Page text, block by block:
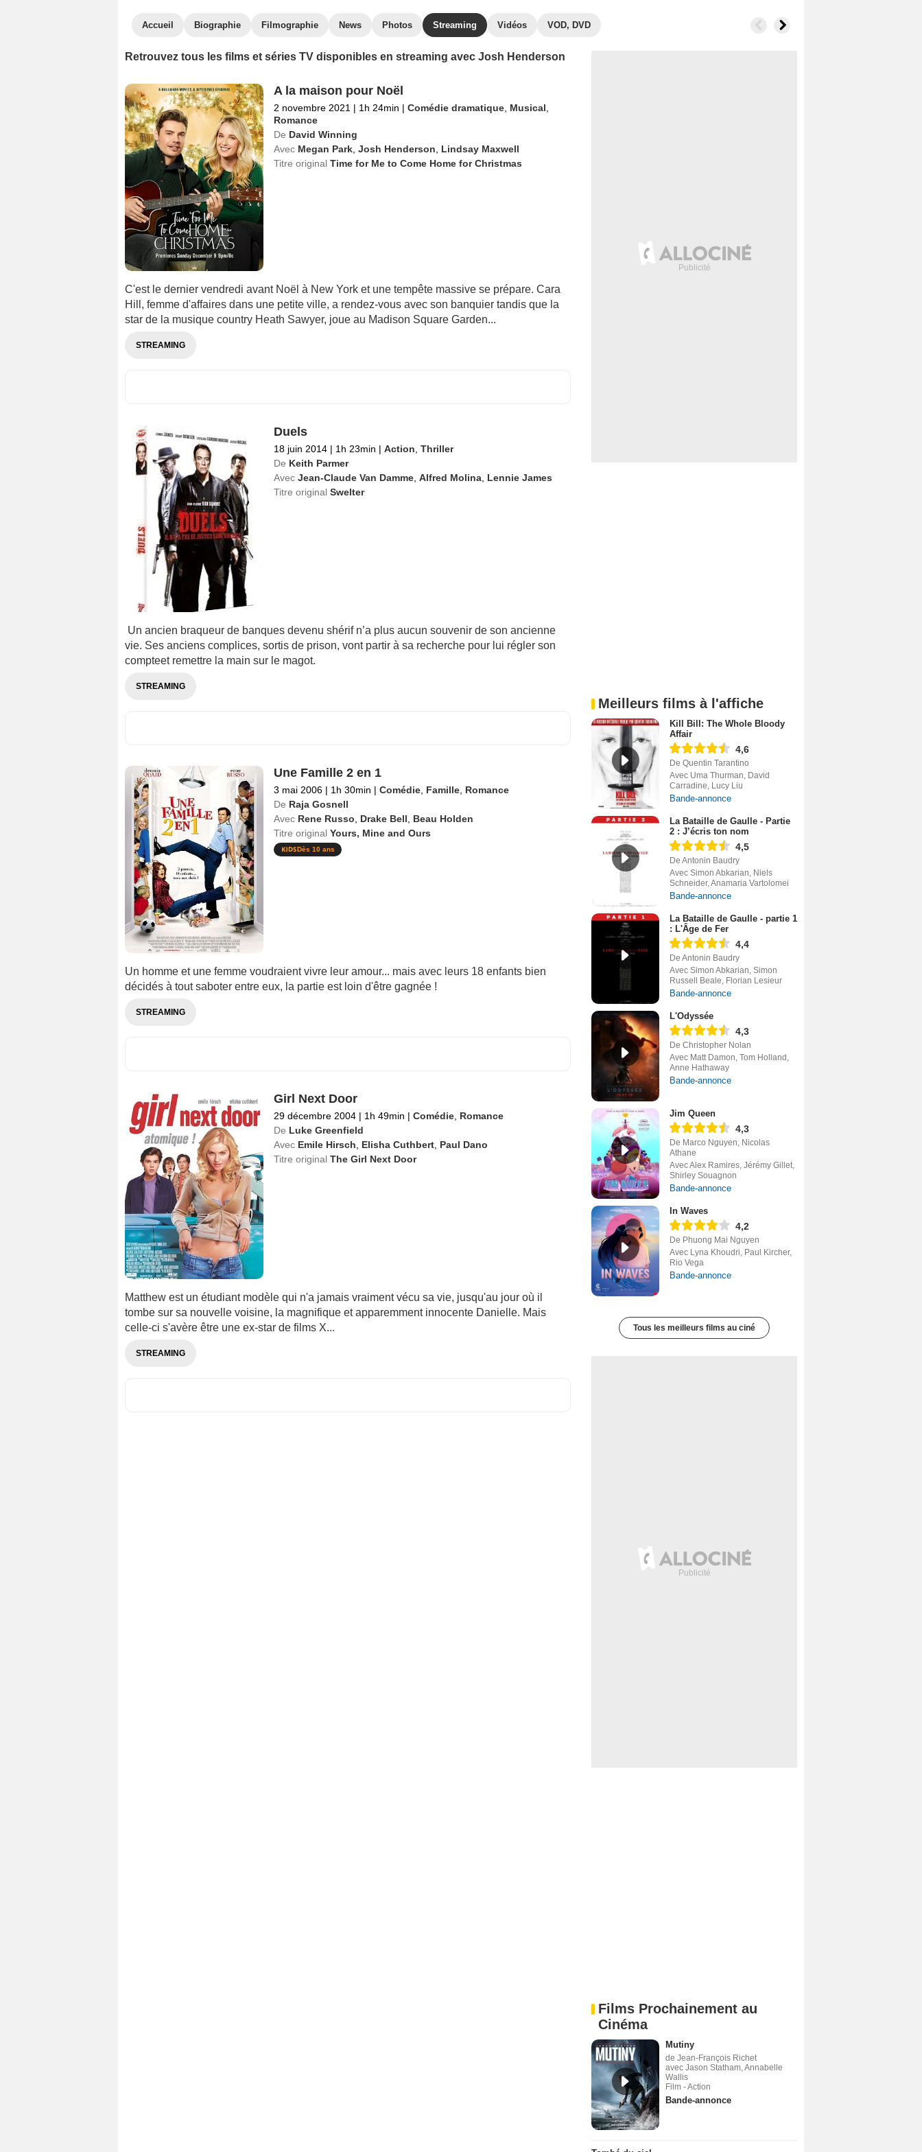
Accueil Biographie Filmographie News Photos Streaming Vidéos VOD, DVD
Retrouvez tous les films et séries TV disponibles en streaming avec Josh Henderson
A la maison pour Noël
2 novembre 2021 | 1h 24min | Comédie dramatique, Musical
Romance
De David Winning
Avec Megan Park, Josh Henderson
Lindsay Maxwell
Titre original Time for Me to Come Home for Christmas
C'est le dernier vendredi avant Noël à New York et une tempête massive se prépare. Cara
Hill, femme d'affaires dans une petite ville, a rendez-vous avec son banquier tandis que la
star de la musique country Heath Sawyer, joue au Madison Square Garden...
STREAMING
Duels
18 juin 2014 | 1h 23min | Action Thriller
De Keith Parmer
Avec Jean-Claude Van Damme, Alfred Molina, Lennie James
Titre original Swelter
Un ancien braqueur de banques devenu shérif n’a plus aucun souvenir de son ancienne
vie. Ses anciens complices, sortis de prison, vont partir à sa recherche pour lui régler son
compteet remettre la main sur le magot.
STREAMING
Une Famille 2 en 1
3 mai 2006 | 1h 30min | Comédie, Famille, Romance
De Raja Gosnell
Avec Rene Russo Drake Bell
Beau Holden
Titre original Yours, Mine and Ours
Dès 10 ans
Un homme et une femme voudraient vivre leur amour... mais avec leurs 18 enfants bien
décidés à tout saboter entre eux, la partie est loin d'être gagnée !
STREAMING
Girl Next Door
29 décembre 2004 | 1h 49min | Comédie, Romance
De Luke Greenfield
Avec Emile Hirsch Elisha Cuthbert, Paul Dano
Titre original The Girl Next Door
Matthew est un étudiant modèle qui n'a jamais vraiment vécu sa vie, jusqu'au jour où il
tombe sur sa nouvelle voisine, la magnifique et apparemment innocente Danielle. Mais
celle-ci s'avère être une ex-star de films X...
STREAMING
Meilleurs films à l'affiche
Kill Bill: The Whole Bloody
Affair
4,6
De Quentin Tarantino
Avec Uma Thurman, David
Carradine, Lucy Liu
Bande-annonce
La Bataille de Gaulle - Partie
2 : J’écris ton nom
4,5
De Antonin Baudry
Avec Simon Abkarian, Niels
Schneider, Anamaria Vartolomei
Bande-annonce
La Bataille de Gaulle - partie 1
: L'Âge de Fer
4,4
De Antonin Baudry
Avec Simon Abkarian, Simon
Russell Beale, Florian Lesieur
Bande-annonce
L'Odyssée
4,3
De Christopher Nolan
Avec Matt Damon, Tom Holland,
Anne Hathaway
Bande-annonce
Jim Queen
4,3
De Marco Nguyen, Nicolas
Athane
Avec Alex Ramires, Jérémy Gillet,
Shirley Souagnon
Bande-annonce
In Waves
4,2
De Phuong Mai Nguyen
Avec Lyna Khoudri, Paul Kircher,
Rio Vega
Bande-annonce
Tous les meilleurs films au ciné
Films Prochainement au
Cinéma
Mutiny
de Jean-François Richet
avec Jason Statham, Annabelle
Wallis
Film - Action
Bande-annonce